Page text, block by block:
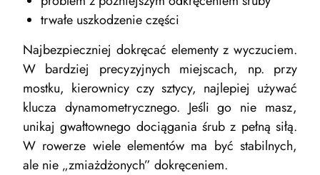
trwałe uszkodzenie części
Najbezpieczniej dokręcać elementy z wyczuciem.
W bardziej precyzyjnych miejscach, np. przy
mostku, kierownicy czy sztycy, najlepiej używać
klucza dynamometrycznego. Jeśli go nie masz,
unikaj gwałtownego dociągania śrub z pełną siłą.
W rowerze wiele elementów ma być stabilnych,
ale nie „zmiażdżonych” dokręceniem.